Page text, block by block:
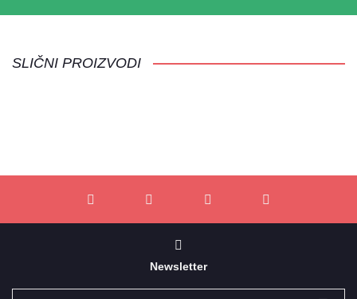
SLIČNI PROIZVODI
Newsletter